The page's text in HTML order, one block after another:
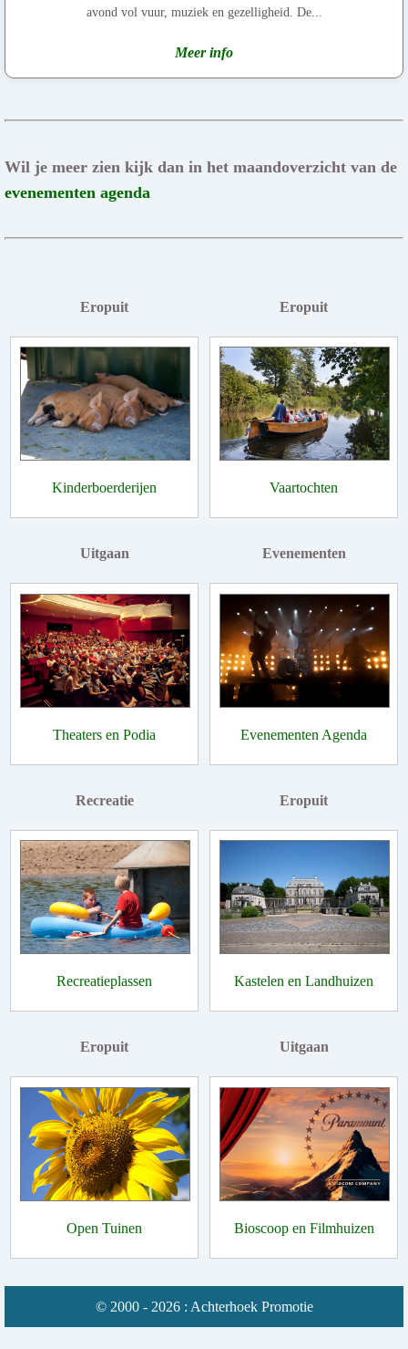
avond vol vuur, muziek en gezelligheid. De...
Meer info
Wil je meer zien kijk dan in het maandoverzicht van de
evenementen agenda
Eropuit
Kinderboerderijen
Eropuit
Vaartochten
Uitgaan
Theaters en Podia
Evenementen
Evenementen Agenda
Recreatie
Recreatieplassen
Eropuit
Kastelen en Landhuizen
Eropuit
Open Tuinen
Uitgaan
Bioscoop en Filmhuizen
© 2000 - 2026 : Achterhoek Promotie